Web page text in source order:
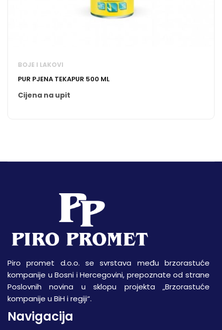
BOJE I LAKOVI
PUR PJENA TEKAPUR 500 ML
Cijena na upit
Piro promet d.o.o. se svrstava među brzorastuće
kompanije u Bosni i Hercegovini, prepoznate od strane
Poslovnih novina u sklopu projekta „Brzorastuće
kompanije u BiH i regiji“.
Navigacija